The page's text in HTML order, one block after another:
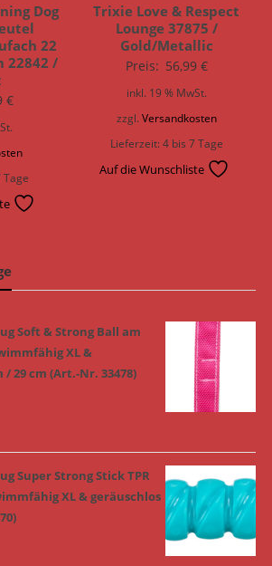
Dog
22
22842 /
€
Tage
Trixie Love & Respect
Lounge 37875 /
Gold/Metallic
Preis: 56,99 €
inkl. 19 % MwSt.
zzgl. Versandkosten
Lieferzeit:4 bis 7 Tage
Auf die Wunschliste
Soft & Strong Ball am
XL &
/ 29 cm (Art.-Nr. 33478)
Super Strong Stick TPR
XL & geräuschlos